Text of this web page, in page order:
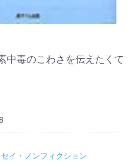
毒のこわさを伝えたくて
イ・ノンフィクション